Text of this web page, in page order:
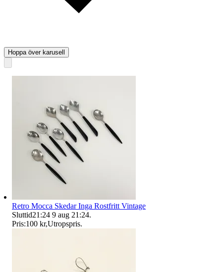
Hoppa över karusell
Retro Mocca Skedar Inga Rostfritt Vintage
Sluttid21:24 9 aug 21:24.
Pris:100 kr,Utropspris.